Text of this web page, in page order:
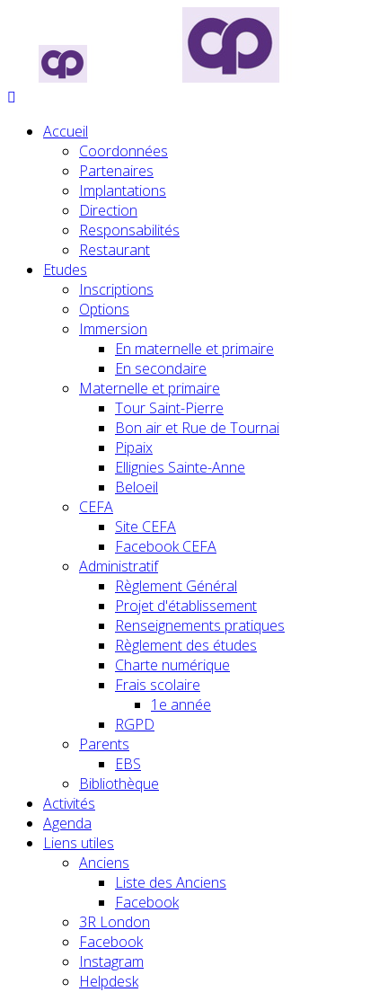
Accueil
Coordonnées
Partenaires
Implantations
Direction
Responsabilités
Restaurant
Etudes
Inscriptions
Options
Immersion
En maternelle et primaire
En secondaire
Maternelle et primaire
Tour Saint-Pierre
Bon air et Rue de Tournai
Pipaix
Ellignies Sainte-Anne
Beloeil
CEFA
Site CEFA
Facebook CEFA
Administratif
Règlement Général
Projet d'établissement
Renseignements pratiques
Règlement des études
Charte numérique
Frais scolaire
1e année
RGPD
Parents
EBS
Bibliothèque
Activités
Agenda
Liens utiles
Anciens
Liste des Anciens
Facebook
3R London
Facebook
Instagram
Helpdesk